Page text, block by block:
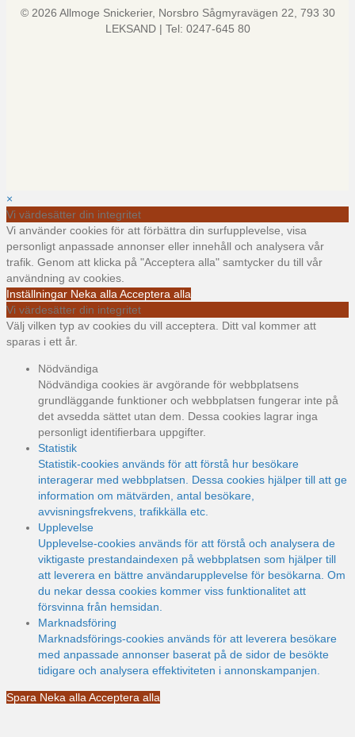
© 2026 Allmoge Snickerier, Norsbro Sågmyravägen 22, 793 30
LEKSAND | Tel: 0247-645 80
×
Vi värdesätter din integritet
Vi använder cookies för att förbättra din surfupplevelse, visa
personligt anpassade annonser eller innehåll och analysera vår
trafik. Genom att klicka på "Acceptera alla" samtycker du till vår
användning av cookies.
Inställningar Neka alla Acceptera alla
Vi värdesätter din integritet
Välj vilken typ av cookies du vill acceptera. Ditt val kommer att
sparas i ett år.
Nödvändiga
Nödvändiga cookies är avgörande för webbplatsens
grundläggande funktioner och webbplatsen fungerar inte på
det avsedda sättet utan dem. Dessa cookies lagrar inga
personligt identifierbara uppgifter.
Statistik
Statistik-cookies används för att förstå hur besökare
interagerar med webbplatsen. Dessa cookies hjälper till att ge
information om mätvärden, antal besökare,
avvisningsfrekvens, trafikkälla etc.
Upplevelse
Upplevelse-cookies används för att förstå och analysera de
viktigaste prestandaindexen på webbplatsen som hjälper till
att leverera en bättre användarupplevelse för besökarna. Om
du nekar dessa cookies kommer viss funktionalitet att
försvinna från hemsidan.
Marknadsföring
Marknadsförings-cookies används för att leverera besökare
med anpassade annonser baserat på de sidor de besökte
tidigare och analysera effektiviteten i annonskampanjen.
Spara Neka alla Acceptera alla